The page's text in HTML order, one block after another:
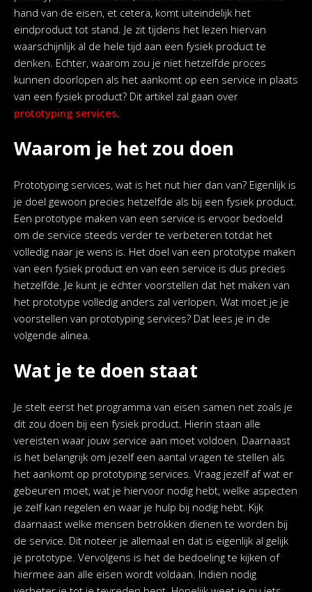
hand van de eisen, et cetera, komt uiteindelijk het
eindproduct tot stand. Je zit tijdens het lezen hiervan
waarschijnlijk al de hele tijd aan een fysiek product te
denken. Echter, waarom zou je niet hetzelfde proces
kunnen doorlopen als het aankomt op een service in plaats
van een fysiek product? Dit artikel zal gaan over
prototyping services.
Waarom je het zou doen
Prototyping services, wat is het nut hier dan van? Eigenlijk is
je doel gewoon precies hetzelfde als bij een fysiek product.
Een prototype maken van een service is ervoor bedoeld
om de service steeds verder te verbeteren totdat het
volledig naar je wens is. Het doel van een prototype maken
van een fysiek product en van een service is dus precies
hetzelfde. Je kunt je echter voorstellen dat het maken van
het prototype volledig anders zal verlopen. Wat moet je je
voorstellen van prototyping services? Dat lees je in de
volgende alinea.
Wat je te doen staat
Je stelt eerst het programma van eisen samen net zoals je
dit zou doen bij een fysiek product. Hierin staan alle
vereisten waar jouw service aan moet voldoen. Daarnaast
is het belangrijk om jezelf een aantal vragen te stellen als
het aankomt op prototyping services. Vraag jezelf af wat er
gebeuren moet, wat je hiervoor nodig hebt, welke aspecten
je zelf kan regelen en waar je hulp bij nodig hebt. Kijk
daarnaast welke mensen betrokken dienen te worden bij
de service. Dit noteer je allemaal en dat is eigenlijk al gelijk
je prototype. Vervolgens is het de bedoeling te kijken of
hiermee aan alle eisen wordt voldaan. Indien nodig